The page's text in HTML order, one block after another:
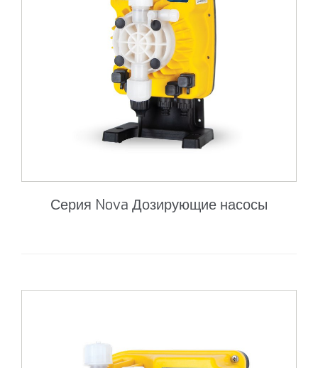
Серия Nova Дозирующие насосы